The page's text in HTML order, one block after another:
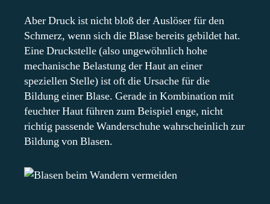
Aber Druck ist nicht bloß der Auslöser für den
Schmerz, wenn sich die Blase bereits gebildet hat.
Eine Druckstelle (also ungewöhnlich hohe
mechanische Belastung der Haut an einer
speziellen Stelle) ist oft die Ursache für die
Bildung einer Blase. Gerade in Kombination mit
feuchter Haut führen zum Beispiel enge, nicht
richtig passende Wanderschuhe wahrscheinlich zur
Bildung von Blasen.